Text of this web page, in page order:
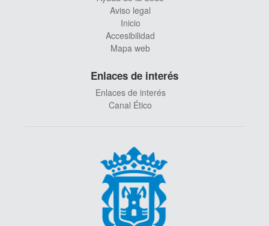
Aviso legal
Inicio
Accesibilidad
Mapa web
Enlaces de interés
Enlaces de interés
Canal Ético